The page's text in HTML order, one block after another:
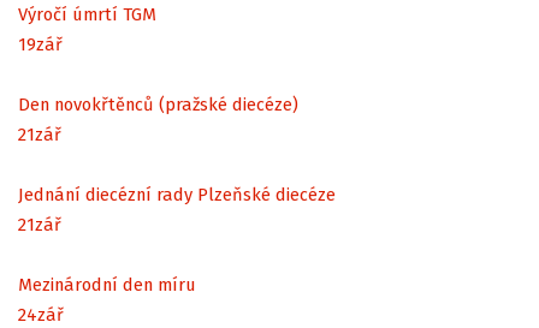
Výročí úmrtí TGM
19zář
Den novokřtěnců (pražské diecéze)
21zář
Jednání diecézní rady Plzeňské diecéze
21zář
Mezinárodní den míru
24zář